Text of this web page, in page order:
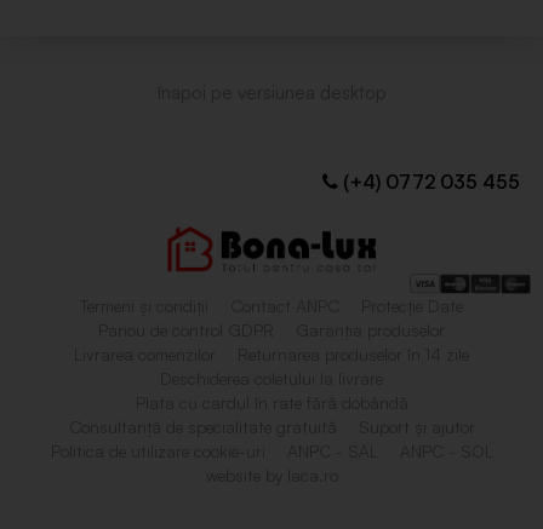
(+4) 0772 035 455